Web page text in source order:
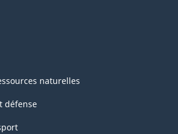
naturelles
défense